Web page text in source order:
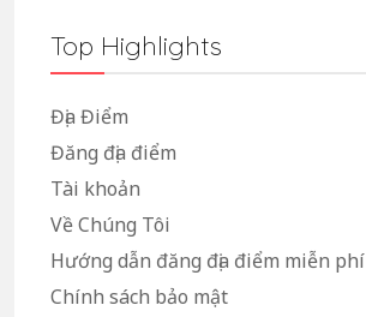
Top Highlights
Địa Điểm
Đăng địa điểm
Tài khoản
Về Chúng Tôi
Hướng dẫn đăng địa điểm miễn phí
Chính sách bảo mật